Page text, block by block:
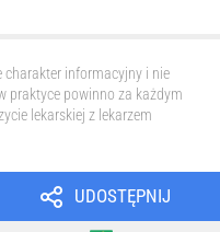
charakter informacyjny i nie
praktyce powinno za każdym
lekarskiej z lekarzem
UDOSTĘPNIJ